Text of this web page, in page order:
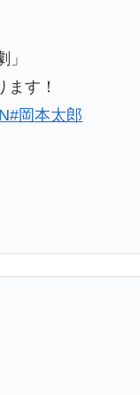
す！
#岡本太郎